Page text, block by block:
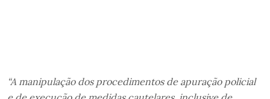
“A manipulação dos procedimentos de apuração policial